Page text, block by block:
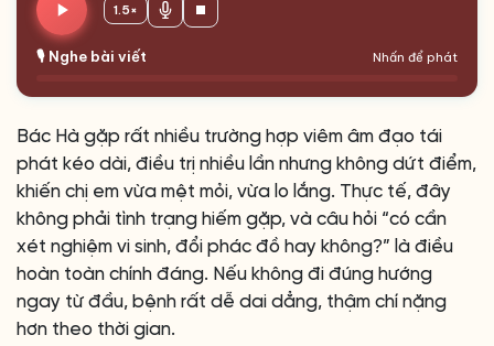
🎙️ Nghe bài viết Nhấn để phát
1.5×
Bác Hà gặp rất nhiều trường hợp viêm âm đạo tái
phát kéo dài, điều trị nhiều lần nhưng không dứt điểm,
khiến chị em vừa mệt mỏi, vừa lo lắng. Thực tế, đây
không phải tình trạng hiếm gặp, và câu hỏi “có cần
xét nghiệm vi sinh, đổi phác đồ hay không?” là điều
hoàn toàn chính đáng. Nếu không đi đúng hướng
ngay từ đầu, bệnh rất dễ dai dẳng, thậm chí nặng
hơn theo thời gian.